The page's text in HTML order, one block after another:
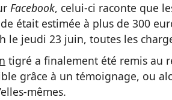
Facebook, celui-ci raconte que
était estimée à plus de 300
le jeudi 23 juin, toutes les
tigré a finalement été remis au
grâce à un témoignage, ou
mêmes.